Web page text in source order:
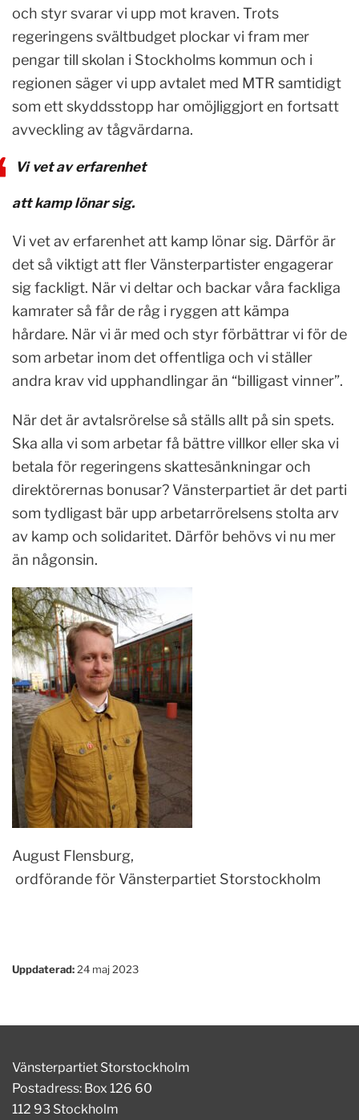
och styr svarar vi upp mot kraven. Trots
regeringens svältbudget plockar vi fram mer
pengar till skolan i Stockholms kommun och i
regionen säger vi upp avtalet med MTR samtidigt
som ett skyddsstopp har omöjliggjort en fortsatt
avveckling av tågvärdarna.
Vi vet av erfarenhet
att kamp lönar sig.
Vi vet av erfarenhet att kamp lönar sig. Därför är
det så viktigt att fler Vänsterpartister engagerar
sig fackligt. När vi deltar och backar våra fackliga
kamrater så får de råg i ryggen att kämpa
hårdare. När vi är med och styr förbättrar vi för de
som arbetar inom det offentliga och vi ställer
andra krav vid upphandlingar än “billigast vinner”.
När det är avtalsrörelse så ställs allt på sin spets.
Ska alla vi som arbetar få bättre villkor eller ska vi
betala för regeringens skattesänkningar och
direktörernas bonusar? Vänsterpartiet är det parti
som tydligast bär upp arbetarrörelsens stolta arv
av kamp och solidaritet. Därför behövs vi nu mer
än någonsin.
August Flensburg,
ordförande för Vänsterpartiet Storstockholm
Uppdaterad: 24 maj 2023
Vänsterpartiet Storstockholm
Postadress: Box 126 60
112 93 Stockholm